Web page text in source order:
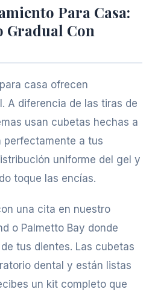
Para Casa:
Gradual Con
casa ofrecen
A diferencia de las tiras de
usan cubetas hechas a
perfectamente a tus
uniforme del gel y
toque las encías.
una cita en nuestro
o Palmetto Bay donde
tus dientes. Las cubetas
dental y están listas
un kit completo que